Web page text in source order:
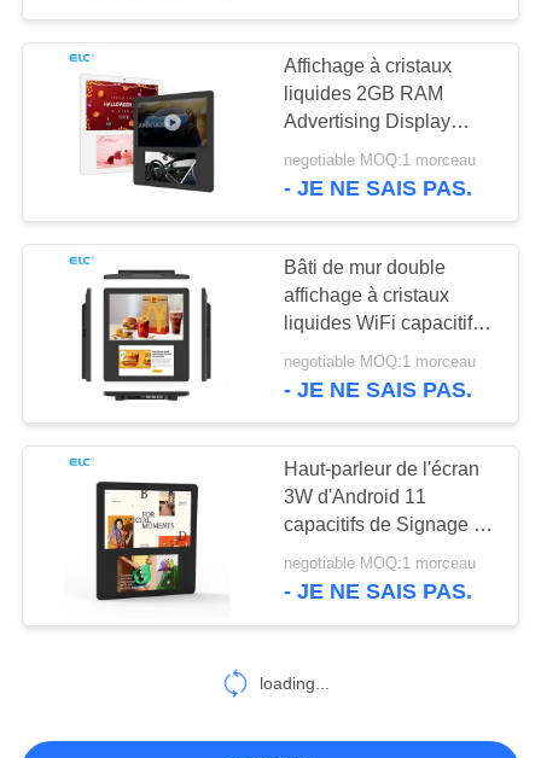
Signalisation à
double écran
Calendriers
numériques
20
Tablette pour la
6
Affichage à cristaux
liquides 2GB RAM
Advertising Display
Signage 5.0MP Camera
Dual Screen BT4.2
negotiable MOQ:1 morceau
- JE NE SAIS PAS.
Bâti de mur double
affichage à cristaux
liquides WiFi capacitif
Android 11 de Signage
de Digital d'écran de
negotiable MOQ:1 morceau
- JE NE SAIS PAS.
Haut-parleur de l'écran
3W d'Android 11
capacitifs de Signage de
Digital d'ascenseur de
contact double
negotiable MOQ:1 morceau
- JE NE SAIS PAS.
loading...